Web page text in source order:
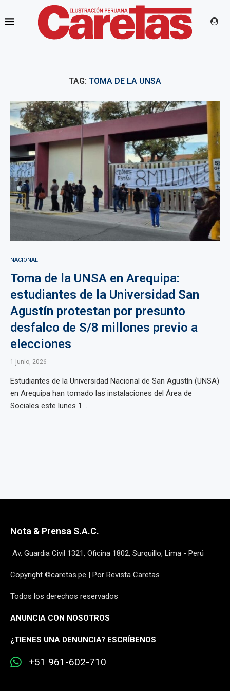
TAG: TOMA DE LA UNSA
NACIONAL
Toma de la UNSA en Arequipa:
estudiantes de la Universidad San
Agustín protestan por presunto
desfalco de S/8 millones previo a
elecciones
1 junio, 2026
Estudiantes de la Universidad Nacional de San Agustín (UNSA)
en Arequipa han tomado las instalaciones del Área de
Sociales este lunes 1 ...
Nota & Prensa S.A.C.
Av. Guardia Civil 1321, Oficina 1802, Surquillo, Lima - Perú
Copyright ©caretas.pe | Por Revista Caretas
Todos los derechos reservados
ANUNCIA CON NOSOTROS
¿TIENES UNA DENUNCIA? ESCRÍBENOS
+51 961-602-710